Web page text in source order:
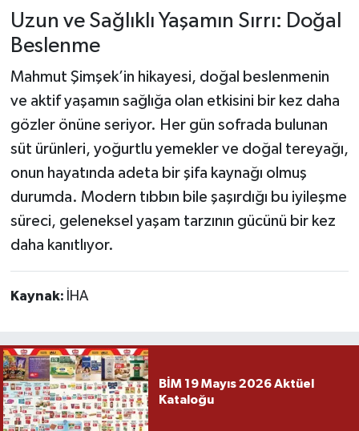
Uzun ve Sağlıklı Yaşamın Sırrı: Doğal
Beslenme
Mahmut Şimşek’in hikayesi, doğal beslenmenin
ve aktif yaşamın sağlığa olan etkisini bir kez daha
gözler önüne seriyor. Her gün sofrada bulunan
süt ürünleri, yoğurtlu yemekler ve doğal tereyağı,
onun hayatında adeta bir şifa kaynağı olmuş
durumda. Modern tıbbın bile şaşırdığı bu iyileşme
süreci, geleneksel yaşam tarzının gücünü bir kez
daha kanıtlıyor.
Kaynak: İHA
BİM 19 Mayıs 2026 Aktüel
Kataloğu